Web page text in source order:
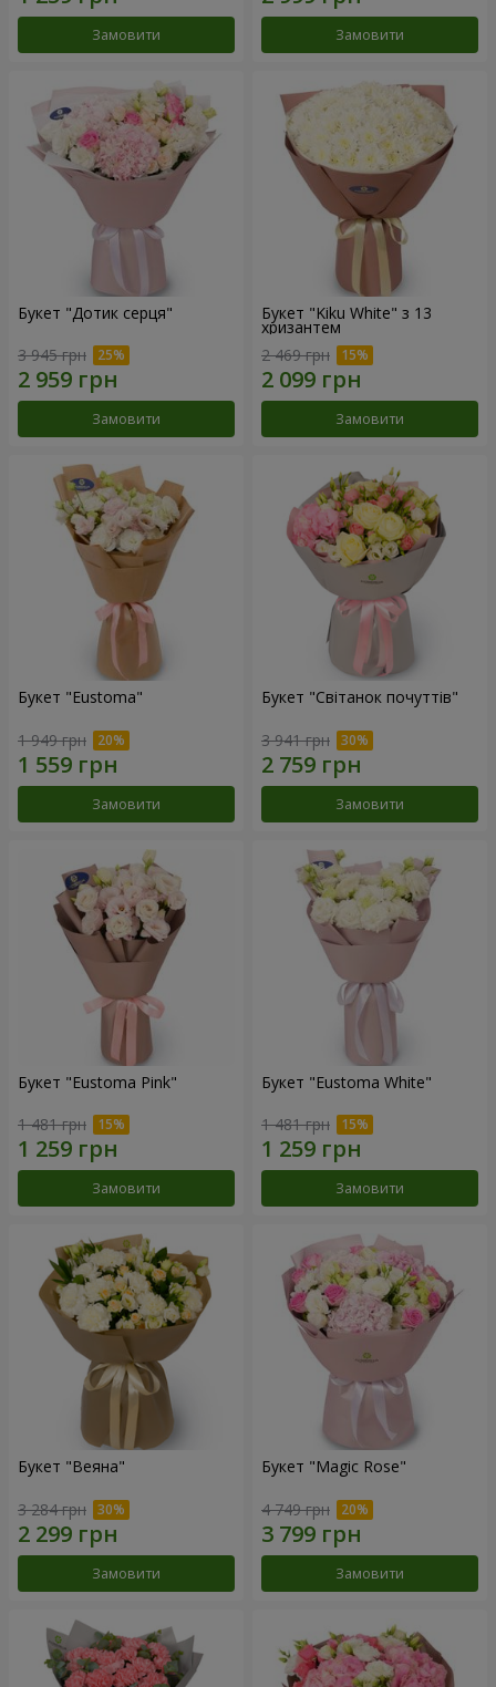
Замовити Замовити
Букет "Дотик серця"
3 945 грн
Замовити
Букет "Kiku White" з 13
хризантем
2 469 грн
Замовити
Букет "Eustoma"
1 949 грн
Замовити
Букет "Світанок почуттів"
3 941 грн
Замовити
Букет "Eustoma Pink"
1 481 грн
Замовити
Букет "Eustoma White"
1 481 грн
Замовити
Букет "Веяна"
3 284 грн
Замовити
Букет "Magic Rose"
4 749 грн
Замовити